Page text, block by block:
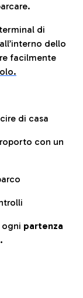
di
dello
facilmente
di casa
con un
ogni partenza